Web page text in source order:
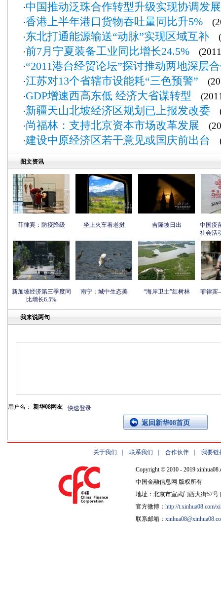
·中国推动泛珠合作转型升级实现协调发展
·香港上半年港口货物吞吐量同比升5%
·东北打通能源输送“动脉”实现区域互补
·前7月宁夏装备工业同比增长24.5%
·“2011港台经贸论坛”探讨推动两地深层
·江苏对13个省辖市设能耗“三色预警”
·GDP增速西高东低 经济大省谋转型
·新疆天山北坡经济区规划已上报发改委
·尚福林：支持北京资本市场改革发展
·建设中原经济区若干意见或国庆前出台
图文资讯
菲律宾：防疫降级 坐上火车看老挝 吉隆坡日出
中国疫
社会活
新加坡经济第三季度同
比增长6.5%
南宁：城中生态美 “海岸卫士”红树林 菲律宾
我来说两句
用户名： 新华08网友 快速登录
返回新华08首页
关于我们 联系我们 合作伙伴 我要链
Copyright © 2010 - 2019
中国金融信息网 版权所有
地址：北京市宣武门西大街57号
官方微博： http://t.xinhua08.com/
联系邮箱：